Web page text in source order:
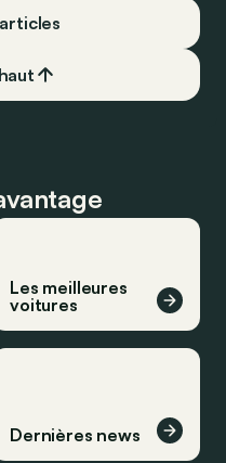
Les meilleures
voitures
Dernières news